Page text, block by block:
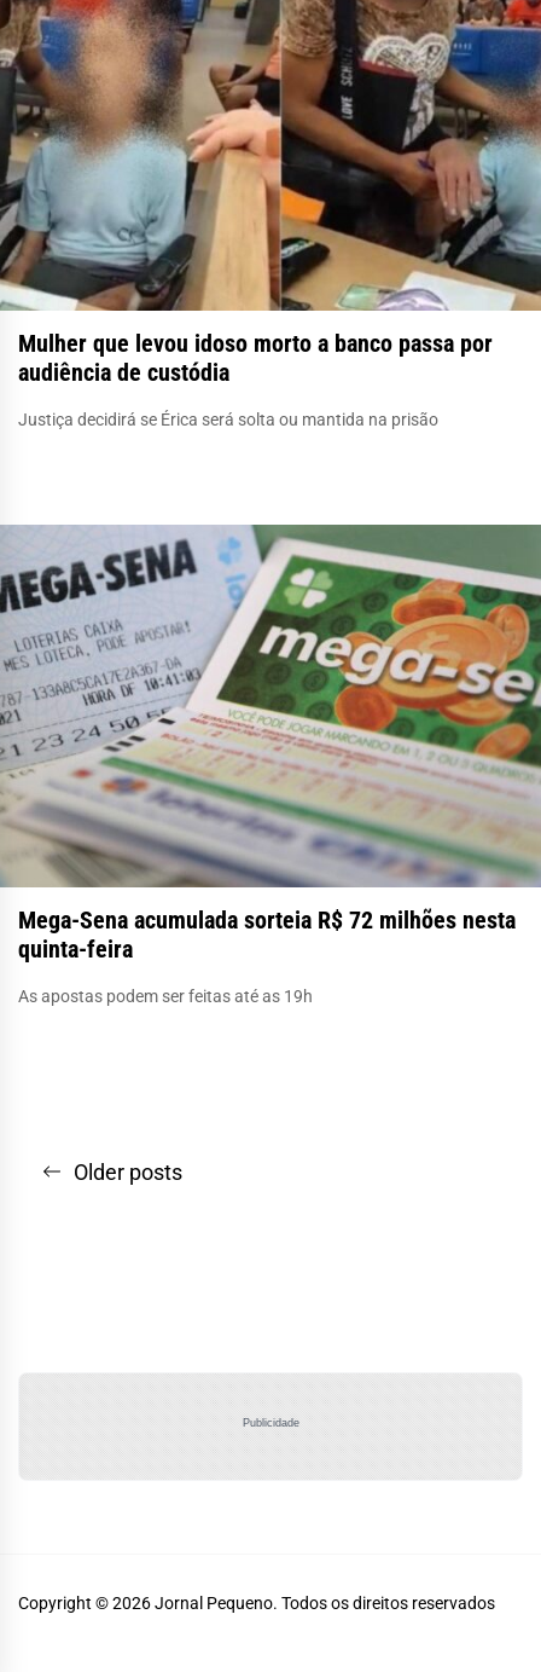
Mulher que levou idoso morto a banco passa por
audiência de custódia
Justiça decidirá se Érica será solta ou mantida na prisão
Mega-Sena acumulada sorteia R$ 72 milhões nesta
quinta-feira
As apostas podem ser feitas até as 19h
Navegação
Older posts
Publicidade
Copyright © 2026Jornal Pequeno. Todos os direitos reservados